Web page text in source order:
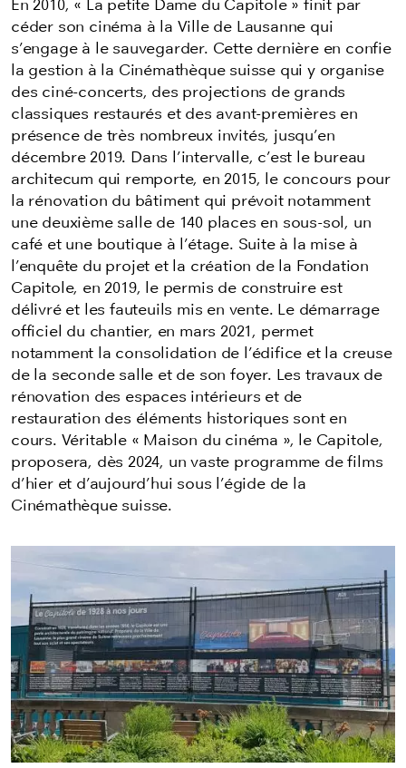
En 2010, « La petite Dame du Capitole » finit par
céder son cinéma à la Ville de Lausanne qui
s’engage à le sauvegarder. Cette dernière en confie
la gestion à la Cinémathèque suisse qui y organise
des ciné-concerts, des projections de grands
classiques restaurés et des avant-premières en
présence de très nombreux invités, jusqu’en
décembre 2019. Dans l’intervalle, c’est le bureau
architecum qui remporte, en 2015, le concours pour
la rénovation du bâtiment qui prévoit notamment
une deuxième salle de 140 places en sous-sol, un
café et une boutique à l’étage. Suite à la mise à
l’enquête du projet et la création de la Fondation
Capitole, en 2019, le permis de construire est
délivré et les fauteuils mis en vente. Le démarrage
officiel du chantier, en mars 2021, permet
notamment la consolidation de l’édifice et la creuse
de la seconde salle et de son foyer. Les travaux de
rénovation des espaces intérieurs et de
restauration des éléments historiques sont en
cours. Véritable « Maison du cinéma », le Capitole,
proposera, dès 2024, un vaste programme de films
d’hier et d’aujourd’hui sous l’égide de la
Cinémathèque suisse.